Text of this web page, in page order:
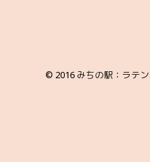
© 2016 みちの駅：ラテ